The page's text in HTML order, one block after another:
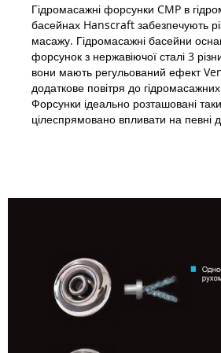
Гідромасажні форсунки CMP в
басейнах Hanscraft забезпечують
масажу. Гідромасажні басейни
форсунок з нержавіючої сталі 3
вони мають регульований ефект
додаткове повітря до
Форсунки ідеально розташовані
цілеспрямовано впливати на певні